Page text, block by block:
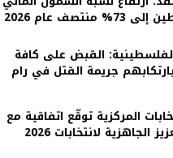
عام 2026
القبض على كافة
جريمة القتل في رام
المركزية توقّع اتفاقية مع